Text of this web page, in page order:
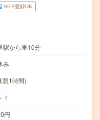
WEB登録OK
駅から車10分
み
1時間)
円